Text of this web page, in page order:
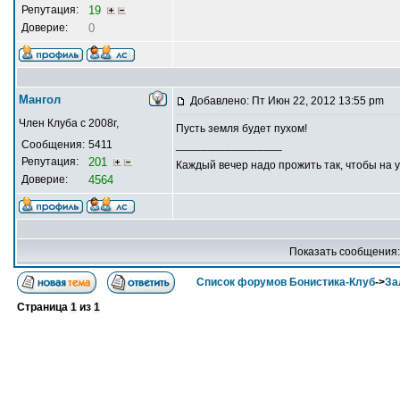
Репутация:
19
Доверие: 0
Мангол
Член Клуба с 2008г,
Сообщения: 5411
Репутация:
201
Доверие: 4564
Добавлено: Пт Июн 22, 2012 13:55 pm
Пусть земля будет пухом!
Каждый вечер надо прожить так, чтобы на
Показать
Список форумов Бонистика-Клуб->
Страница 1 из 1